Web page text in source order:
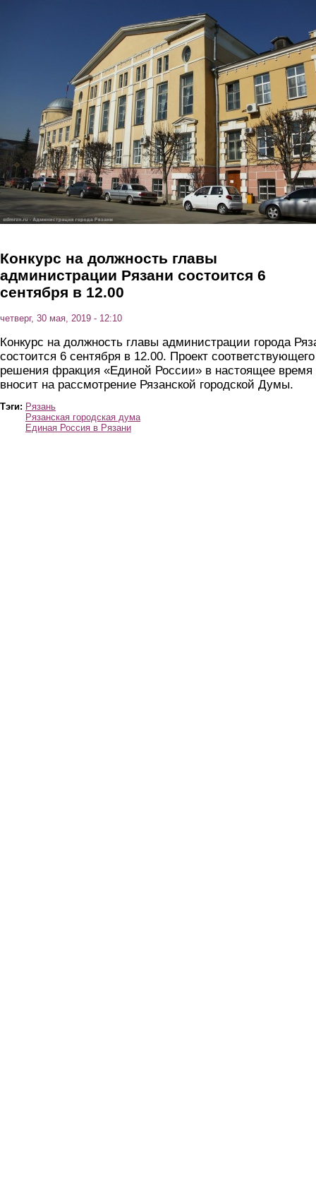
Конкурс на должность главы
администрации Рязани состоится 6
сентября в 12.00
четверг, 30 мая, 2019 - 12:10
Конкурс на должность главы администрации города
состоится 6 сентября в 12.00. Проект соответствующего
решения фракция «Единой России» в настоящее время
вносит на рассмотрение Рязанской городской Думы.
Тэги: Рязань
Рязанская городская дума
Единая Россия в Рязани